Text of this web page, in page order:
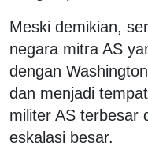
Meski demikian,
negara mitra AS
dengan
dan menjadi
militer AS terbesar
eskalasi besar.